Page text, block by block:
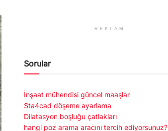
REKLAM
Sorular
İnşaat mühendisi güncel maaşlar
Sta4cad döşeme ayarlama
Dilatasyon boşluğu çatlakları
hangi poz arama aracını tercih ediyorsunuz?